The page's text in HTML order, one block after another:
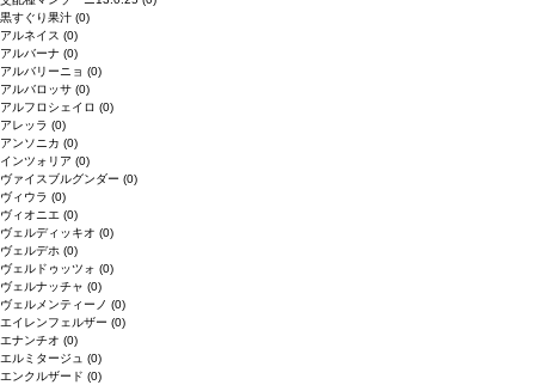
黒すぐり果汁 (0)
アルネイス (0)
アルバーナ (0)
アルバリーニョ (0)
アルバロッサ (0)
アルフロシェイロ (0)
アレッラ (0)
アンソニカ (0)
インツォリア (0)
ヴァイスブルグンダー (0)
ヴィウラ (0)
ヴィオニエ (0)
ヴェルディッキオ (0)
ヴェルデホ (0)
ヴェルドゥッツォ (0)
ヴェルナッチャ (0)
ヴェルメンティーノ (0)
エイレンフェルザー (0)
エナンチオ (0)
エルミタージュ (0)
エンクルザード (0)